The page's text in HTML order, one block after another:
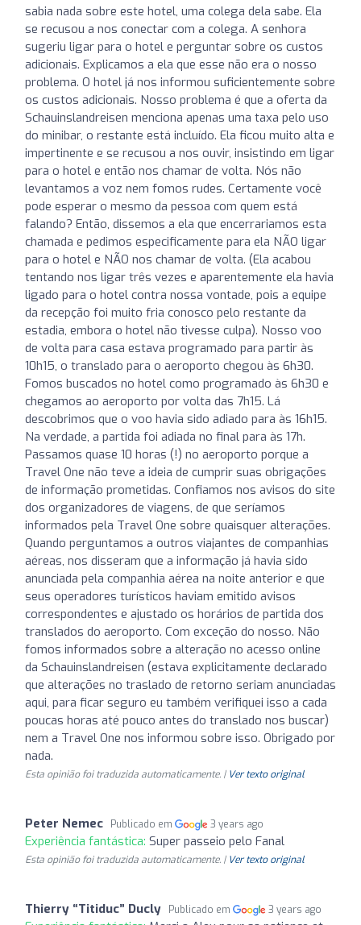
sabia nada sobre este hotel, uma colega dela sabe. Ela
se recusou a nos conectar com a colega. A senhora
sugeriu ligar para o hotel e perguntar sobre os custos
adicionais. Explicamos a ela que esse não era o nosso
problema. O hotel já nos informou suficientemente sobre
os custos adicionais. Nosso problema é que a oferta da
Schauinslandreisen menciona apenas uma taxa pelo uso
do minibar, o restante está incluído. Ela ficou muito alta e
impertinente e se recusou a nos ouvir, insistindo em ligar
para o hotel e então nos chamar de volta. Nós não
levantamos a voz nem fomos rudes. Certamente você
pode esperar o mesmo da pessoa com quem está
falando? Então, dissemos a ela que encerrariamos esta
chamada e pedimos especificamente para ela NÃO ligar
para o hotel e NÃO nos chamar de volta. (Ela acabou
tentando nos ligar três vezes e aparentemente ela havia
ligado para o hotel contra nossa vontade, pois a equipe
da recepção foi muito fria conosco pelo restante da
estadia, embora o hotel não tivesse culpa). Nosso voo
de volta para casa estava programado para partir às
10h15, o translado para o aeroporto chegou às 6h30.
Fomos buscados no hotel como programado às 6h30 e
chegamos ao aeroporto por volta das 7h15. Lá
descobrimos que o voo havia sido adiado para às 16h15.
Na verdade, a partida foi adiada no final para às 17h.
Passamos quase 10 horas (!) no aeroporto porque a
Travel One não teve a ideia de cumprir suas obrigações
de informação prometidas. Confiamos nos avisos do site
dos organizadores de viagens, de que seríamos
informados pela Travel One sobre quaisquer alterações.
Quando perguntamos a outros viajantes de companhias
aéreas, nos disseram que a informação já havia sido
anunciada pela companhia aérea na noite anterior e que
seus operadores turísticos haviam emitido avisos
correspondentes e ajustado os horários de partida dos
translados do aeroporto. Com exceção do nosso. Não
fomos informados sobre a alteração no acesso online
da Schauinslandreisen (estava explicitamente declarado
que alterações no traslado de retorno seriam anunciadas
aqui, para ficar seguro eu também verifiquei isso a cada
poucas horas até pouco antes do translado nos buscar)
nem a Travel One nos informou sobre isso. Obrigado por
nada.
Esta opinião foi traduzida automaticamente. | Ver texto original
Peter Nemec Publicado em 3 years ago
Experiência fantástica: Super passeio pelo Fanal
Esta opinião foi traduzida automaticamente. | Ver texto original
Thierry “Titiduc” Ducly Publicado em 3 years ago